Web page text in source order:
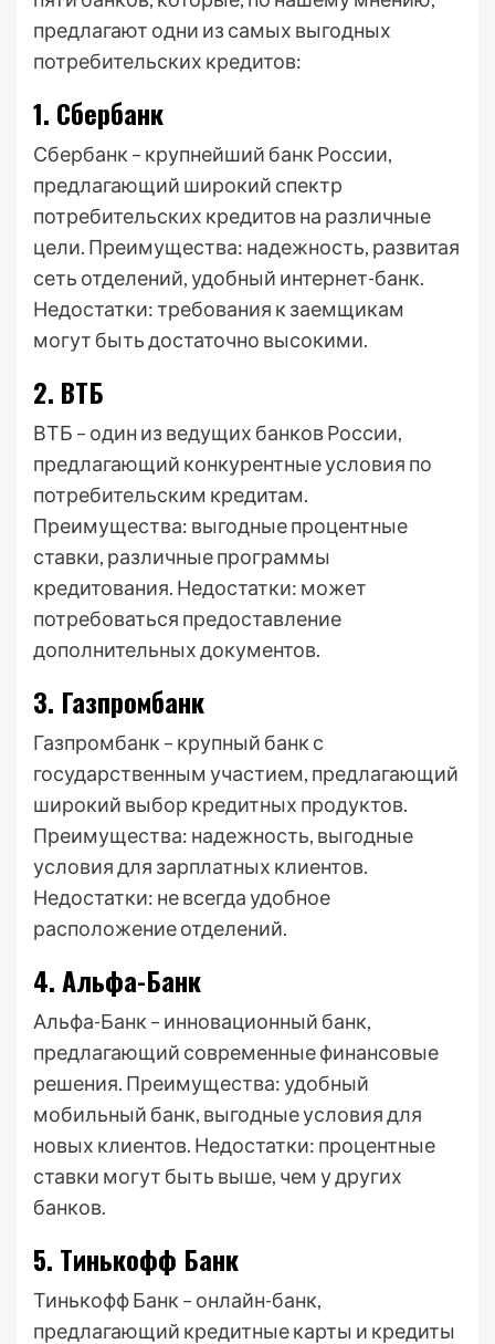
предлагают одни из самых выгодных
потребительских кредитов:
1. Сбербанк
Сбербанк – крупнейший банк России,
предлагающий широкий спектр
потребительских кредитов на различные
цели. Преимущества: надежность, развитая
сеть отделений, удобный интернет-банк.
Недостатки: требования к заемщикам
могут быть достаточно высокими.
2. ВТБ
ВТБ – один из ведущих банков России,
предлагающий конкурентные условия по
потребительским кредитам.
Преимущества: выгодные процентные
ставки, различные программы
кредитования. Недостатки: может
потребоваться предоставление
дополнительных документов.
3. Газпромбанк
Газпромбанк – крупный банк с
государственным участием, предлагающий
широкий выбор кредитных продуктов.
Преимущества: надежность, выгодные
условия для зарплатных клиентов.
Недостатки: не всегда удобное
расположение отделений.
4. Альфа-Банк
Альфа-Банк – инновационный банк,
предлагающий современные финансовые
решения. Преимущества: удобный
мобильный банк, выгодные условия для
новых клиентов. Недостатки: процентные
ставки могут быть выше, чем у других
банков.
5. Тинькофф Банк
Тинькофф Банк – онлайн-банк,
предлагающий кредитные карты и кредиты